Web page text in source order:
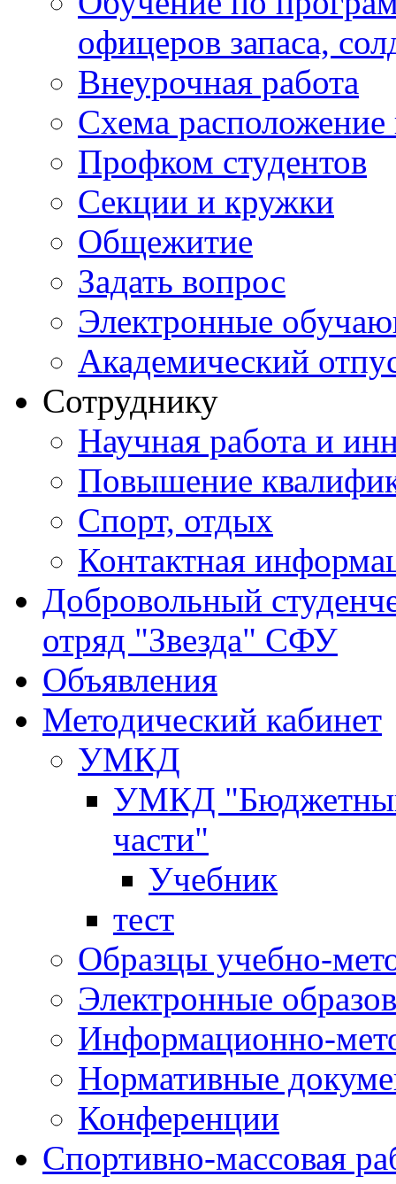
офицеров запаса,
Внеурочная работа
Схема расположение
Профком студентов
Секции и кружки
Общежитие
Задать вопрос
Электронные
Академический
Сотруднику
Научная работа и
Повышение
Спорт, отдых
Контактная
Добровольный
отряд "Звезда" СФУ
Объявления
Методический кабинет
УМКД
УМКД "Бюджетный
части"
Учебник
тест
Образцы учебно-
Электронные
Информационно-
Нормативные
Конференции
Спортивно-массовая